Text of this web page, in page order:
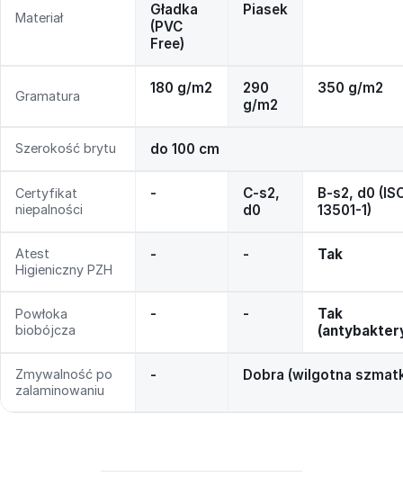
Materiał
Gładka
(PVC
Free)
Piasek
Gramatura 180 g/m2
290
g/m2
350 g/m2
Szerokość brytu do 100 cm
Certyfikat
niepalności
-
C-s2,
d0
B-s2, d0
13501-1)
Atest
Higieniczny PZH
- - Tak
Powłoka
biobójcza
- -
Tak
Zmywalność po
zalaminowaniu
- Dobra (wilgotna